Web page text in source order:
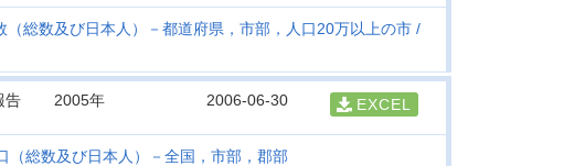
総数及び日本人）－都道府県，市部，人口20万以上の市
告
2005年 2006-06-30 EXCEL
（総数及び日本人）－全国，市部，郡部